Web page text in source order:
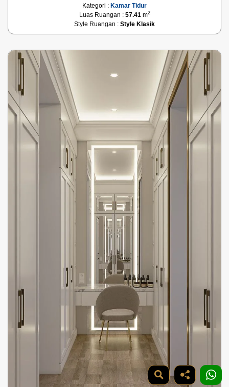
Kategori : Kamar Tidur
Luas Ruangan : 57.41 m2
Style Ruangan : Style Klasik